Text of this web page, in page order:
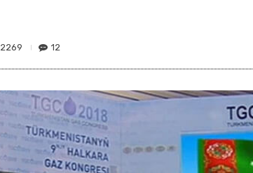
2269 12